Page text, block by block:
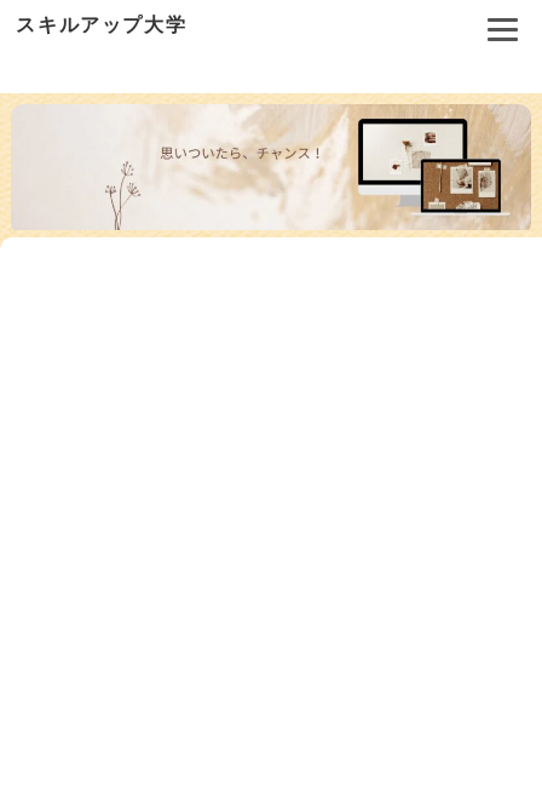
スキルアップ大学